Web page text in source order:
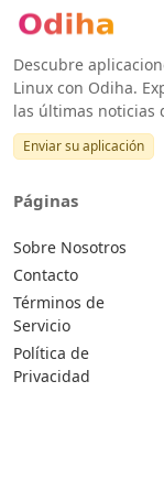
Descubre
Linux con Odiha.
las últimas noticias
Enviar su aplicación
Páginas
Sobre Nosotros
Contacto
Términos de
Servicio
Política de
Privacidad